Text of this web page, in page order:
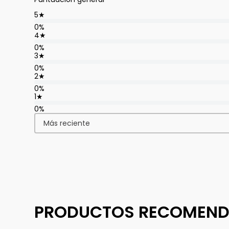
5★
0%
4★
0%
3★
0%
2★
0%
1★
0%
Más reciente
PRODUCTOS